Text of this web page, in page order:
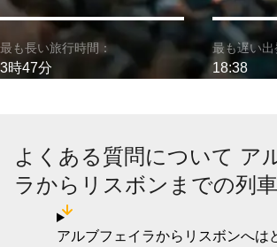
最も長い旅行時間：
3時47分
最も遅い出
18:38
よくある質問について ア
ラからリスボンまでの列車
アルブフェイラからリスボンへは